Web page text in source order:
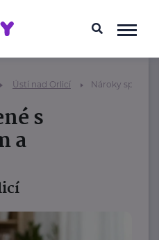
Ústí nad Orlicí Nároky
s
a